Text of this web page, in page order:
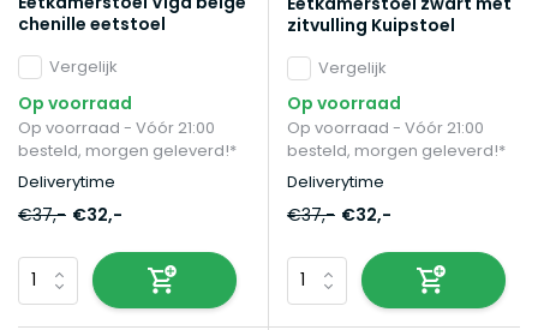
chenille eetstoel
Vergelijk
Op voorraad
Op voorraad - Vóór 21:00
besteld, morgen geleverd!*
Deliverytime
€37,- €32,-
zitvulling Kuipstoel
Vergelijk
Op voorraad
Op voorraad - Vóór 21:00
besteld, morgen geleverd!*
Deliverytime
€37,- €32,-